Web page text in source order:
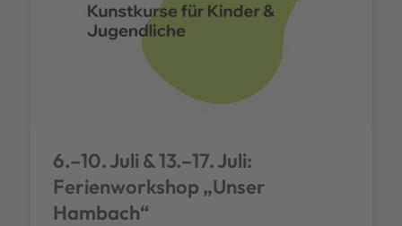
6.–10. Juli & 13.–17. Juli:
Ferienworkshop „Unser
Hambach“